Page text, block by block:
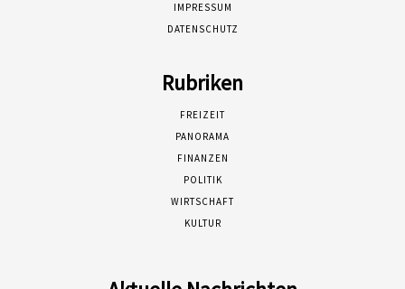
IMPRESSUM
DATENSCHUTZ
Rubriken
FREIZEIT
PANORAMA
FINANZEN
POLITIK
WIRTSCHAFT
KULTUR